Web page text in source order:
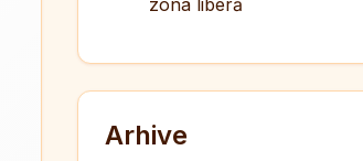
zona liberă
Arhive